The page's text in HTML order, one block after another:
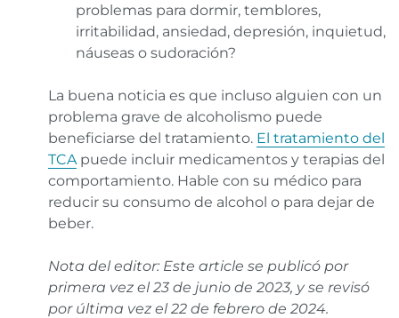
problemas para dormir, temblores,
irritabilidad, ansiedad, depresión, inquietud,
náuseas o sudoración?
La buena noticia es que incluso alguien con un
problema grave de alcoholismo puede
beneficiarse del tratamiento. El tratamiento del
TCApuede incluir medicamentos y terapias del
comportamiento. Hable con su médico para
reducir su consumo de alcohol o para dejar de
beber.
Nota del editor: Este article se publicó por
primera vez el23 de junio de 2023, y se revisó
por última vez el22 de febrero de 2024.